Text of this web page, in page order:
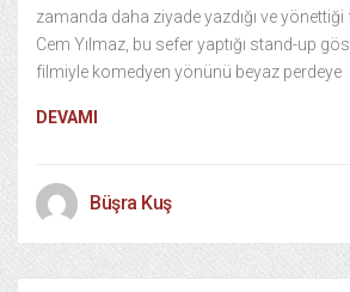
zamanda daha ziyade yazdığı ve yönettiği
Cem Yılmaz, bu sefer yaptığı stand-up
filmiyle komedyen yönünü beyaz perdeye
DEVAMI
Büşra Kuş